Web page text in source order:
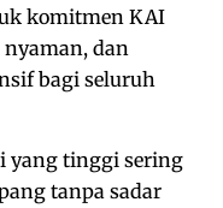
komitmen KAI
dan
bagi seluruh
yang tinggi sering
tanpa sadar